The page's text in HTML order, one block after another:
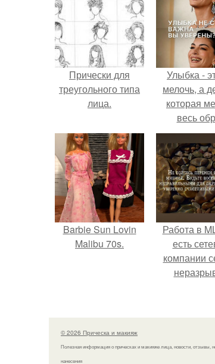
Прически для
треугольного типа
лица.
Улыбка -
мелочь, а
которая
весь
Barbie Sun Lovin
Malibu 70s.
Работа в
есть
компании
своей
© 2026 Прическа и макияж
Полезная информация о прическах и макияже лица, новости, отзывы,
нанесения